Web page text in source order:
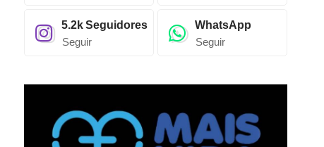
5.2kSeguidores
Seguir
WhatsApp
Seguir